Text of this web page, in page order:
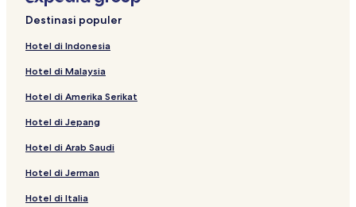
Hotel Pantai di Rawai
Vila di Wichit
Resor di Karon
Hostel di Kata
Hotel Keluarga di Karon
Hotel dekat Jalan Kaki Kata & Karon
Apartemen di Rawai
Destinasi populer
Hotel di Indonesia
Hotel di Malaysia
Hotel di Amerika Serikat
Hotel di Jepang
Hotel di Arab Saudi
Hotel di Jerman
Hotel di Italia